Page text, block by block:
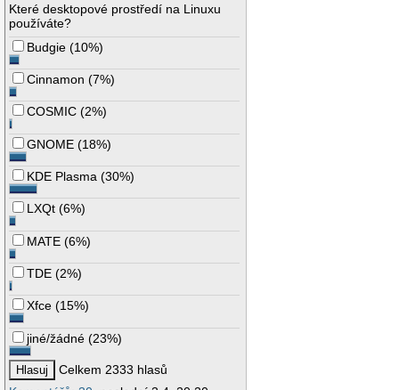
Které desktopové prostředí na Linuxu
používáte?
Budgie (10%)
Cinnamon (7%)
COSMIC (2%)
GNOME (18%)
KDE Plasma (30%)
LXQt (6%)
MATE (6%)
TDE (2%)
Xfce (15%)
jiné/žádné (23%)
Celkem 2333 hlasů